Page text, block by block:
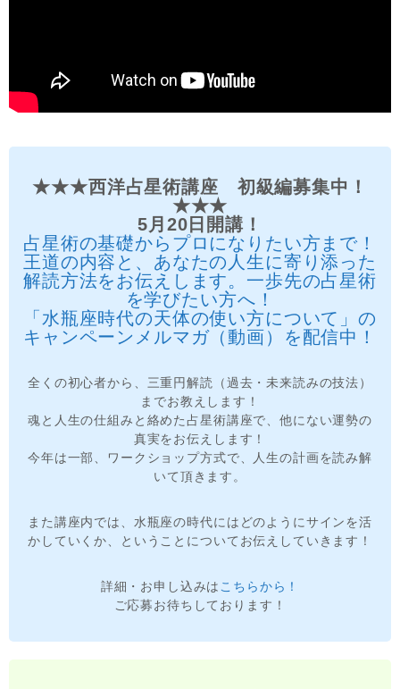
★★★西洋占星術講座 初級編募集中！
★★★
5月20日開講！
占星術の基礎からプロになりたい方まで！
王道の内容と、あなたの人生に寄り添った
解読方法をお伝えします。一歩先の占星術
を学びたい方へ！
「水瓶座時代の天体の使い方について」の
キャンペーンメルマガ（動画）を配信中！
全くの初心者から、三重円解読（過去・未来読みの技法）
までお教えします！
魂と人生の仕組みと絡めた占星術講座で、他にない運勢の
真実をお伝えします！
今年は一部、ワークショップ方式で、人生の計画を読み解
いて頂きます。
また講座内では、水瓶座の時代にはどのようにサインを活
かしていくか、ということについてお伝えしていきます！
詳細・お申し込みは こちらから！
ご応募お待ちしております！